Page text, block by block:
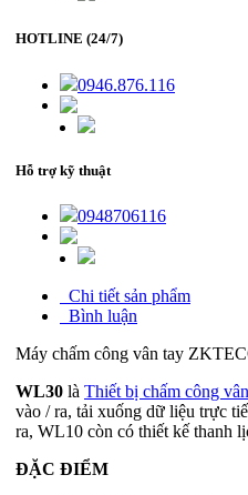
HOTLINE (24/7)
0946.876.116
Hỗ trợ kỹ thuật
0948706116
Chi tiết sản phẩm
Bình luận
Máy chấm công vân tay
WL30 là Thiết bị chấm công
vào / ra, tải xuống dữ liệu trực
ra, WL10 còn có thiết kế thanh
ĐẶC ĐIỂM